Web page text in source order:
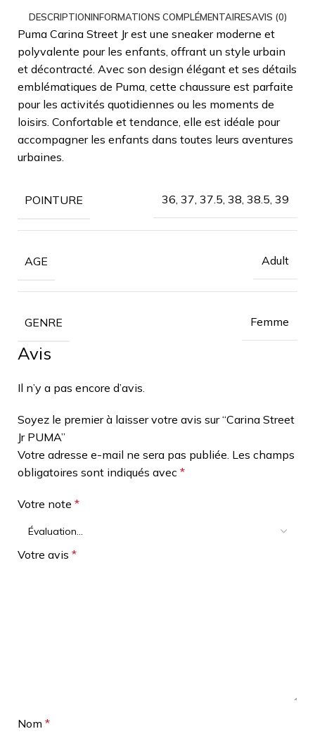
DESCRIPTIONINFORMATIONS COMPLÉMENTAIRESAVIS (0)
Puma Carina Street Jr est une sneaker moderne et
polyvalente pour les enfants, offrant un style urbain
et décontracté. Avec son design élégant et ses détails
emblématiques de Puma, cette chaussure est parfaite
pour les activités quotidiennes ou les moments de
loisirs. Confortable et tendance, elle est idéale pour
accompagner les enfants dans toutes leurs aventures
urbaines.
POINTURE 36, 37, 37.5, 38, 38.5, 39
AGE Adult
GENRE Femme
Avis
Il n’y a pas encore d’avis.
Soyez le premier à laisser votre avis sur “Carina Street
Jr PUMA”
Votre adresse e-mail ne sera pas publiée. Les champs
obligatoires sont indiqués avec *
Votre note *
Votre avis *
Nom *